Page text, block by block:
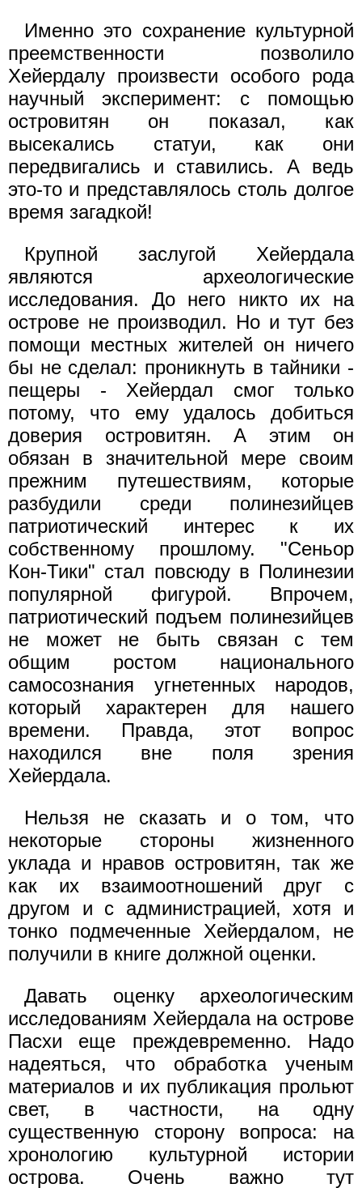
Именно это сохранение культурной
преемственности позволило
Хейердалу произвести особого рода
научный эксперимент: с помощью
островитян он показал, как
высекались статуи, как они
передвигались и ставились. А ведь
это-то и представлялось столь долгое
время загадкой!
Крупной заслугой Хейердала
являются археологические
исследования. До него никто их на
острове не производил. Но и тут без
помощи местных жителей он ничего
бы не сделал: проникнуть в тайники -
пещеры - Хейердал смог только
потому, что ему удалось добиться
доверия островитян. А этим он
обязан в значительной мере своим
прежним путешествиям, которые
разбудили среди полинезийцев
патриотический интерес к их
собственному прошлому. "Сеньор
Кон-Тики" стал повсюду в Полинезии
популярной фигурой. Впрочем,
патриотический подъем полинезийцев
не может не быть связан с тем
общим ростом национального
самосознания угнетенных народов,
который характерен для нашего
времени. Правда, этот вопрос
находился вне поля зрения
Хейердала.
Нельзя не сказать и о том, что
некоторые стороны жизненного
уклада и нравов островитян, так же
как их взаимоотношений друг с
другом и с администрацией, хотя и
тонко подмеченные Хейердалом, не
получили в книге должной оценки.
Давать оценку археологическим
исследованиям Хейердала на острове
Пасхи еще преждевременно. Надо
надеяться, что обработка ученым
материалов и их публикация прольют
свет, в частности, на одну
существенную сторону вопроса: на
хронологию культурной истории
острова. Очень важно тут